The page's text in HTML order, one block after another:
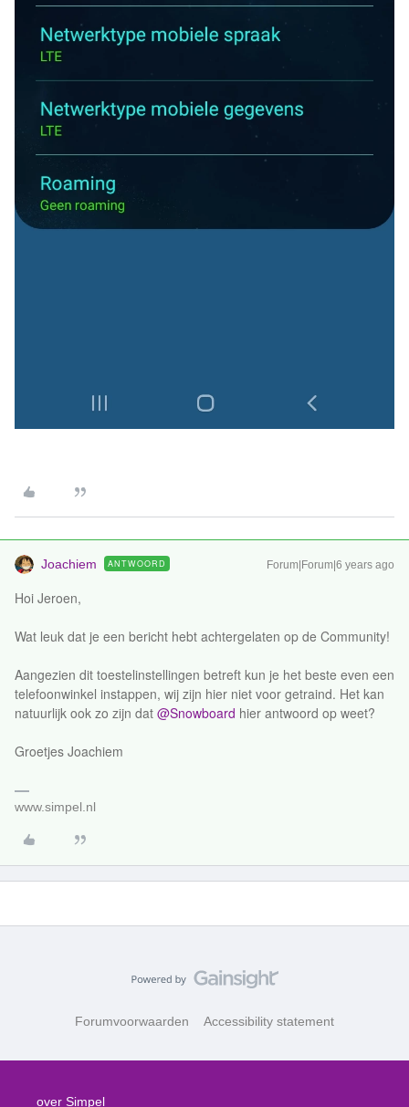
Joachiem ANTWOORD Forum|Forum|6 years ago
Hoi Jeroen,
Wat leuk dat je een bericht hebt achtergelaten op de Community!
Aangezien dit toestelinstellingen betreft kun je het beste even een
telefoonwinkel instappen, wij zijn hier niet voor getraind. Het kan
natuurlijk ook zo zijn dat @Snowboard hier antwoord op weet?
Groetjes Joachiem
www.simpel.nl
Forumvoorwaarden Accessibility statement
over Simpel